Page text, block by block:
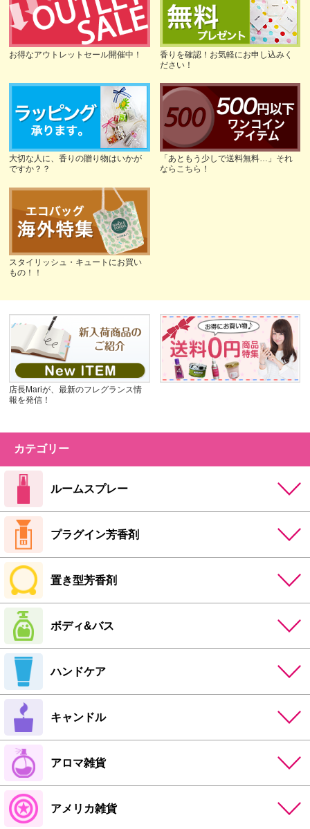
お得なアウトレットセール開催中！
香りを確認！お気軽にお申し込みく
ださい！
大切な人に、香りの贈り物はいかが
ですか？？
「あともう少しで送料無料…」それ
ならこちら！
スタイリッシュ・キュートにお買い
もの！！
店長Mariが、最新のフレグランス情
報を発信！
カテゴリー
ルームスプレー
プラグイン芳香剤
置き型芳香剤
ボディ&バス
ハンドケア
キャンドル
アロマ雑貨
アメリカ雑貨